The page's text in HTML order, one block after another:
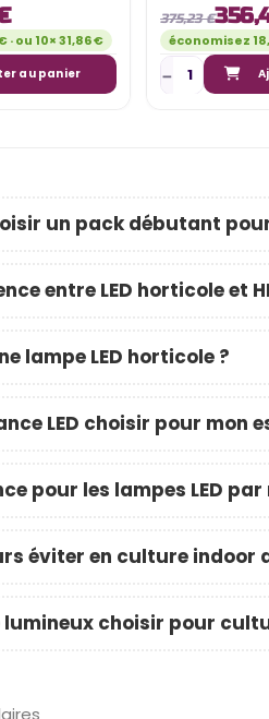
ou 10× 31,86 €
au panier
375,23 €
économisez
un pack débutant
entre LED horticole et
lampe LED horticole ?
LED choisir pour mon
pour les lampes LED
éviter en culture indoor
lumineux choisir pour
LED
horticoles
complet des
les
QUEL EST LE
Publié dans:
l'utilisation